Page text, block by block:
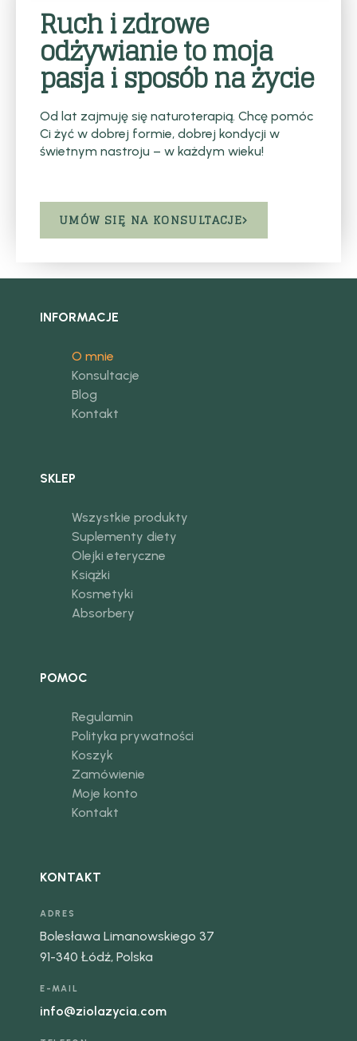
Ruch i zdrowe
odżywianie to moja
pasja i sposób na życie
Od lat zajmuję się naturoterapią. Chcę pomóc
Ci żyć w dobrej formie, dobrej kondycji w
świetnym nastroju – w każdym wieku!
UMÓW SIĘ NA KONSULTACJE
INFORMACJE
O mnie
Konsultacje
Blog
Kontakt
SKLEP
Wszystkie produkty
Suplementy diety
Olejki eteryczne
Książki
Kosmetyki
Absorbery
POMOC
Regulamin
Polityka prywatności
Koszyk
Zamówienie
Moje konto
Kontakt
KONTAKT
ADRES
Bolesława Limanowskiego 37
91-340 Łódź, Polska
E-MAIL
info@ziolazycia.com